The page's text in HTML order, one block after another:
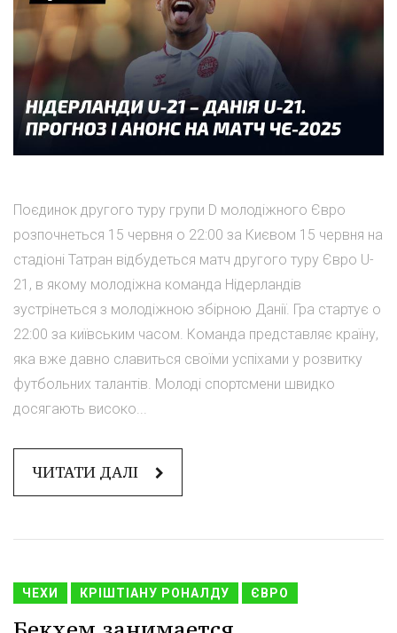
Поєдинок другого туру групи D молодіжного Євро
розпочнеться 15 червня о 22:00 за Києвом 15 червня на
стадіоні Татран відбудеться матч другого туру Євро U-
21, в якому молодіжна команда Нідерландів
зустрінеться з молодіжною збірною Данії. Гра стартує о
22:00 за київським часом. Команда представляє країну,
яка вже давно славиться своїми успіхами у розвитку
футбольних талантів. Молоді спортсмени швидко
досягають високо...
ЧИТАТИ ДАЛІ
ЧЕХИ КРІШТІАНУ РОНАЛДУ ЄВРО